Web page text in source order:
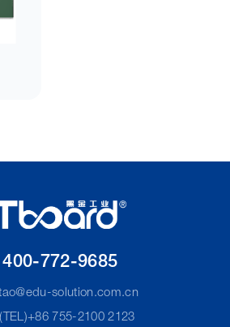
400-772-9685
solution.com.cn
755-2100 2123